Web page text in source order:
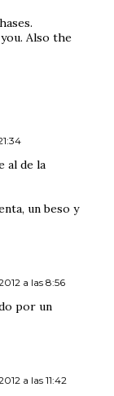
Also the
al de la
un beso y
a las 8:56
por un
a las 11:42